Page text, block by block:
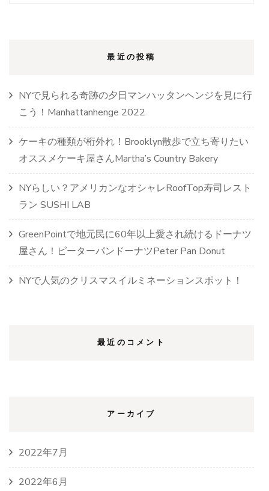
最近の投稿
NYで見られる奇跡の夕日マンハッタンヘンジを見に行
こう！Manhattanhenge 2022
ケーキの種類が桁外れ！Brooklyn散歩で立ち寄りたい
オススメケーキ屋さんMartha’s Country Bakery
NYらしい？アメリカンなオシャレRoofTop寿司レスト
ラン SUSHI LAB
GreenPointで地元民に60年以上愛され続けるドーナツ
屋さん！ピーターパンドーナツPeter Pan Donut
NYで人気のクリスマスイルミネーションスポット！
最近のコメント
アーカイブ
2022年7月
2022年6月